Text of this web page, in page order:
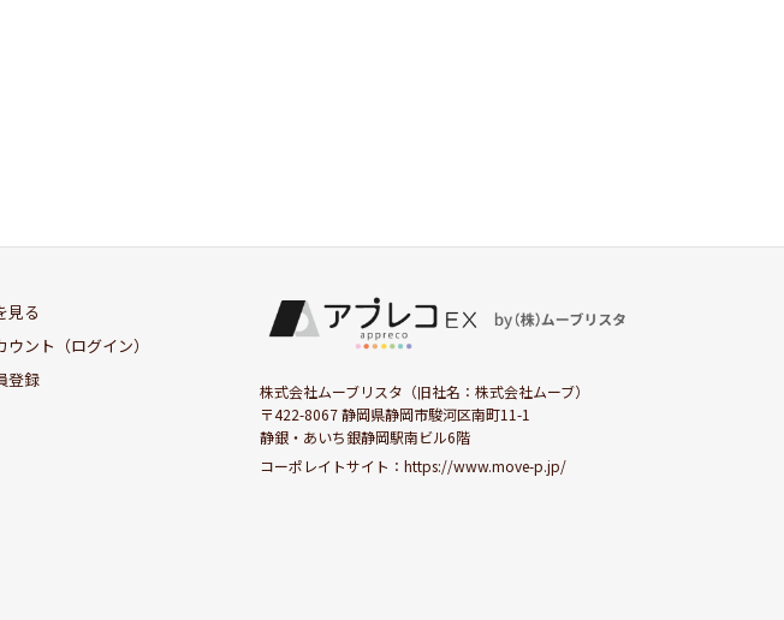
見る
ウント（ログイン）
登録
株式会社ムーブリスタ（旧社名：株式会社ムーブ）
〒422-8067 静岡県静岡市駿河区南町11-1
静銀・あいち銀静岡駅南ビル6階
コーポレイトサイト：https://www.move-p.jp/